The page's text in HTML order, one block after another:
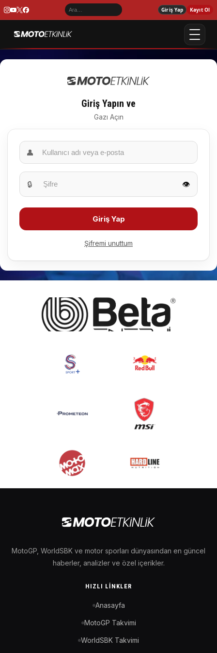
Giriş Yap Kayıt Ol
Giriş Yapın ve
Gazı Açın
👤
🔒 👁️
Giriş Yap
Şifremi unuttum
MotoGP, WorldSBK ve motor sporları dünyasından en güncel
haberler, analizler ve özel içerikler.
HIZLI LINKLER
Anasayfa
MotoGP Takvimi
WorldSBK Takvimi